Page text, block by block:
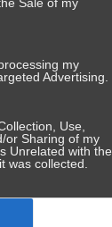
my
Advertising.
Use,
or Sharing of my
Unrelated with the
was collected.
— 1 rok temu